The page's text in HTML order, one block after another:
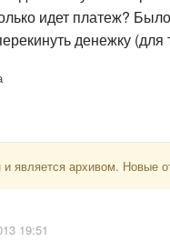
идет платеж?
денежку (для
является архивом. Новые
19:51